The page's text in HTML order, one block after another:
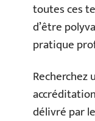
toutes ces
d’être
pratique
Recherchez
délivré par